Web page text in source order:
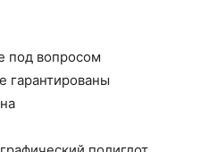
под вопросом
гарантированы